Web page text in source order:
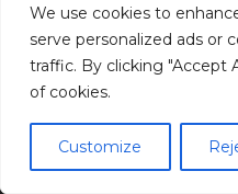
We use cookies to
serve personalized ads or
traffic. By clicking "Accept
of cookies.
Customize
Impressum